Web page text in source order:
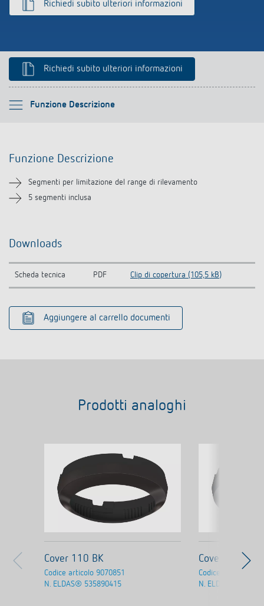
Richiedi subito ulteriori informazioni
Richiedi subito ulteriori informazioni
Funzione Descrizione
Si prega di selezionare
Prodotti analoghi
Funzione Descrizione
Segmenti per limitazione del range di rilevamento
5 segmenti inclusa
Downloads
Scheda tecnica PDF Clip di copertura (105,5 kB)
Aggiungere al carrello documenti
Prodotti analoghi
Cover 110 BK
Codice articolo 9070851
N. ELDAS® 535890415
Cover 110 GR
Codice articolo
N. ELDAS®